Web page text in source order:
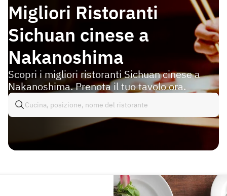
Migliori Ristoranti
Sichuan cinese a
Nakanoshima
Scopri i migliori ristoranti Sichuan cinese a
Nakanoshima. Prenota il tuo tavolo ora.